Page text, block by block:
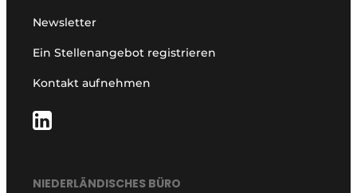
Newsletter
Ein Stellenangebot registrieren
Kontakt aufnehmen
NIEDERLÄNDISCHES BÜRO